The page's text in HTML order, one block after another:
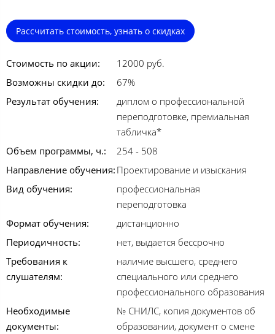
Рассчитать стоимость, узнать о скидках
Стоимость по акции:
12000 руб.
Возможны скидки до:
67%
Результат обучения:
диплом о профессиональной
переподготовке, премиальная
табличка*
Объем программы, ч.:
254 - 508
Направление обучения: Проектирование и изыскания
Вид обучения:
профессиональная
переподготовка
Формат обучения:
дистанционно
Периодичность:
нет, выдается бессрочно
Требования к
слушателям:
наличие высшего, среднего
специального или среднего
профессионального образования
Необходимые
документы:
№ СНИЛС, копия документов об
образовании, документ о смене